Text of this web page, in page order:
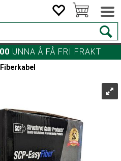
UNNA Å FÅ FRI FRAKT
Fiberkabel